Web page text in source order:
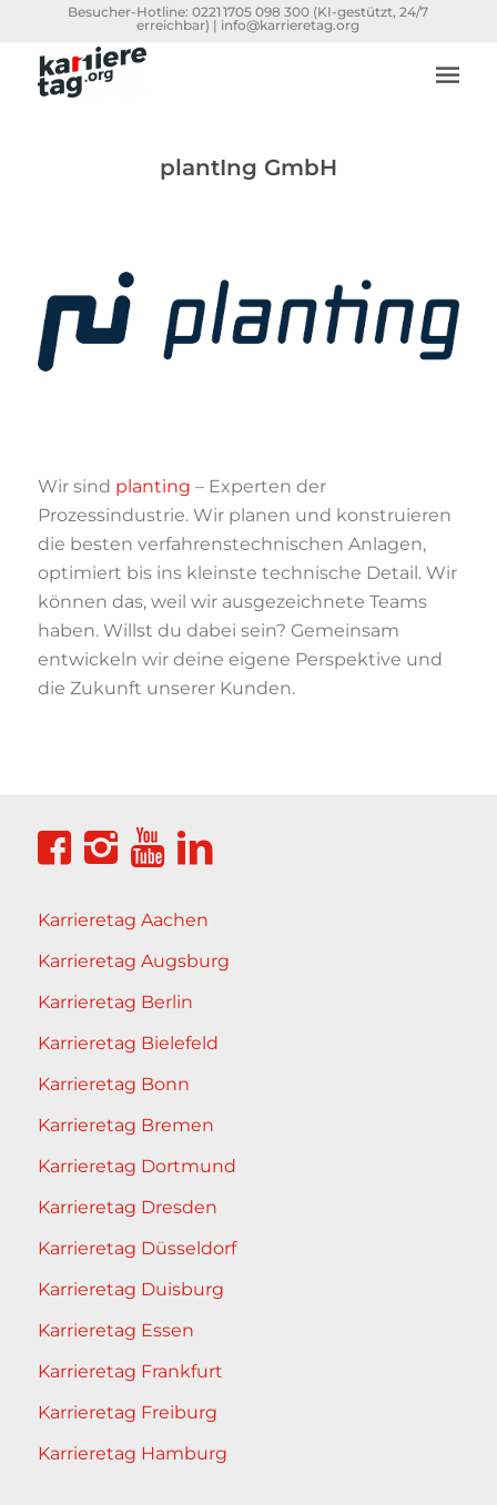
Besucher-Hotline:0221 1705 098 300 (KI-gestützt, 24/7
erreichbar) | info@karrieretag.org
plantIng GmbH
Wir sind planting – Experten der
Prozessindustrie. Wir planen und konstruieren
die besten verfahrenstechnischen Anlagen,
optimiert bis ins kleinste technische Detail. Wir
können das, weil wir ausgezeichnete Teams
haben. Willst du dabei sein? Gemeinsam
entwickeln wir deine eigene Perspektive und
die Zukunft unserer Kunden.
Karrieretag Aachen
Karrieretag Augsburg
Karrieretag Berlin
Karrieretag Bielefeld
Karrieretag Bonn
Karrieretag Bremen
Karrieretag Dortmund
Karrieretag Dresden
Karrieretag Düsseldorf
Karrieretag Duisburg
Karrieretag Essen
Karrieretag Frankfurt
Karrieretag Freiburg
Karrieretag Hamburg